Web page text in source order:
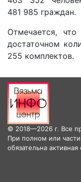
481 985 граждан.
Отмечается,
достаточном
255 комплектов.
© 2018—2026 г. Все
При полном или
обязательна